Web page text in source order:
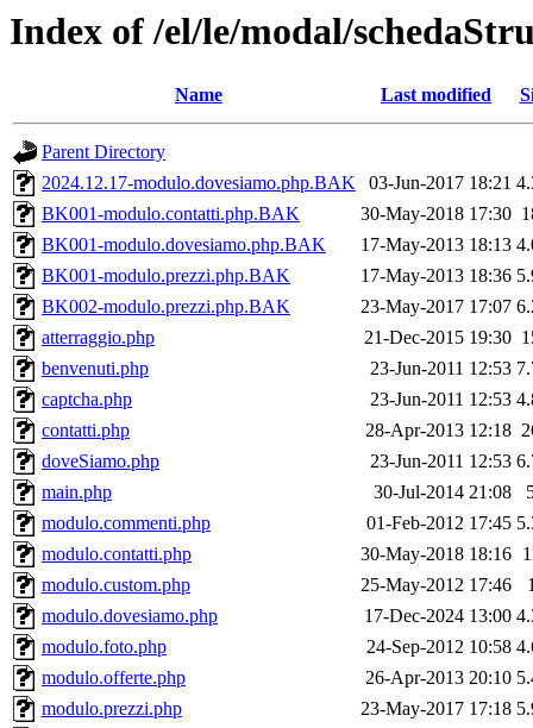
Index of /el/le/modal/
Name Last modified
Parent Directory
2024.12.17-modulo.dovesiamo.php.BAK
03-Jun-2017 18:21
BK001-modulo.contatti.php.BAK
30-May-2018 17:30
BK001-modulo.dovesiamo.php.BAK
17-May-2013 18:13
BK001-modulo.prezzi.php.BAK
17-May-2013 18:36
BK002-modulo.prezzi.php.BAK
23-May-2017 17:07
atterraggio.php
21-Dec-2015 19:30
benvenuti.php
23-Jun-2011 12:53
captcha.php
23-Jun-2011 12:53
contatti.php
28-Apr-2013 12:18
doveSiamo.php
23-Jun-2011 12:53
main.php
30-Jul-2014 21:08
modulo.commenti.php
01-Feb-2012 17:45
modulo.contatti.php
30-May-2018 18:16
modulo.custom.php
25-May-2012 17:46
modulo.dovesiamo.php
17-Dec-2024 13:00
modulo.foto.php
24-Sep-2012 10:58
modulo.offerte.php
26-Apr-2013 20:10
modulo.prezzi.php
23-May-2017 17:18